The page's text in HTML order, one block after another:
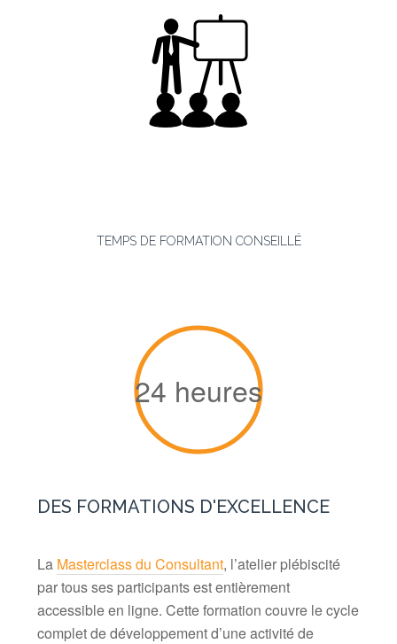
TEMPS DE FORMATION CONSEILLÉ
24 heures
DES FORMATIONS D'EXCELLENCE
La Masterclass du Consultant, l’atelier plébiscité
par tous ses participants est entièrement
accessible en ligne. Cette formation couvre le cycle
complet de développement d’une activité de